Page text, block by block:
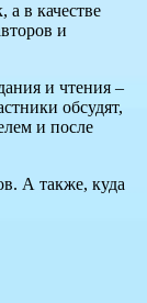
в качестве
и
и чтения –
обсудят,
и после
А также, куда